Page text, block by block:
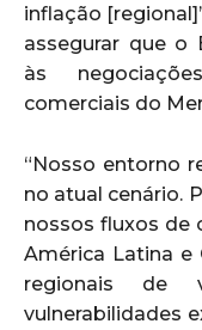
inflação
assegurar que o
às
comerciais do
“Nosso entorno
no atual cenário.
nossos fluxos de
América Latina e
regionais de
vulnerabilidades